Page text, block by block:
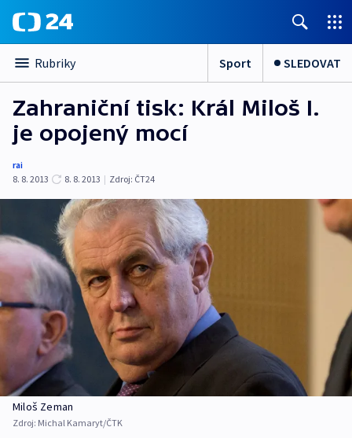
Rubriky Sport SLEDOVAT
Zahraniční tisk: Král Miloš I.
je opojený mocí
rai
8. 8. 2013
8. 8. 2013 | Zdroj: ČT24
Miloš Zeman
Zdroj: Michal Kamaryt/ČTK